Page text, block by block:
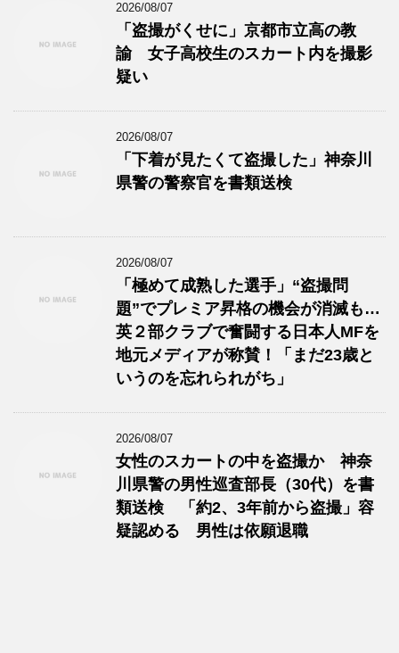
2026/08/07
「盗撮がくせに」京都市立高の教
諭 女子高校生のスカート内を撮影
疑い
2026/08/07
「下着が見たくて盗撮した」神奈川
県警の警察官を書類送検
2026/08/07
「極めて成熟した選手」“盗撮問
題”でプレミア昇格の機会が消滅も…
英２部クラブで奮闘する日本人MFを
地元メディアが称賛！「まだ23歳と
いうのを忘れられがち」
2026/08/07
女性のスカートの中を盗撮か 神奈
川県警の男性巡査部長（30代）を書
類送検 「約2、3年前から盗撮」容
疑認める 男性は依願退職